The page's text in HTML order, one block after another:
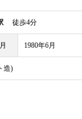
徒歩4分
1980年6月
造)